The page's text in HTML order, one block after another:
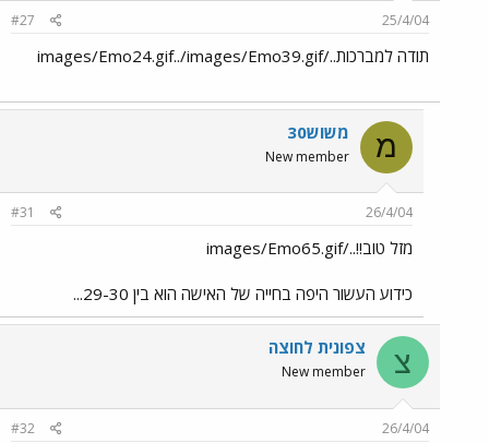
25/4/04
#27
תודה למברכות../images/Emo24.gif../images/Emo39.gif
מ משוש30
New member
26/4/04
#31
מזל טוב!!../images/Emo65.gif
כידוע העשור היפה בחייה של האישה הוא בין 29-30...
צ צפונית לחוצה
New member
26/4/04
#32